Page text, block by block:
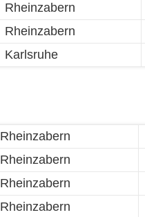
Rheinzabern
Rheinzabern
Karlsruhe
Rheinzabern
Rheinzabern
Rheinzabern
Rheinzabern